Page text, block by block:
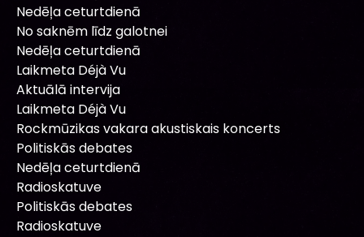
Nedēļa ceturtdienā
No saknēm līdz galotnei
Nedēļa ceturtdienā
Laikmeta Déjà Vu
Aktuālā intervija
Laikmeta Déjà Vu
Rockmūzikas vakara akustiskais koncerts
Politiskās debates
Nedēļa ceturtdienā
Radioskatuve
Politiskās debates
Radioskatuve